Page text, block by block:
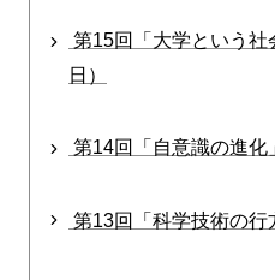
第15回「大学という
日）
第14回「自意識の進化
第13回「科学技術の行